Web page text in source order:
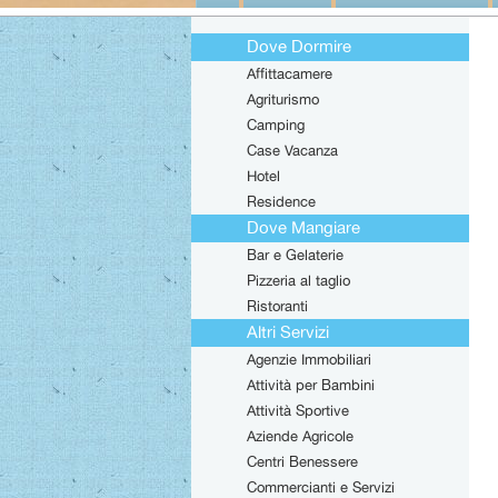
Dove Dormire
Affittacamere
Agriturismo
Camping
Case Vacanza
Hotel
Residence
Dove Mangiare
Bar e Gelaterie
Pizzeria al taglio
Ristoranti
Altri Servizi
Agenzie Immobiliari
Attività per Bambini
Attività Sportive
Aziende Agricole
Centri Benessere
Commercianti e Servizi